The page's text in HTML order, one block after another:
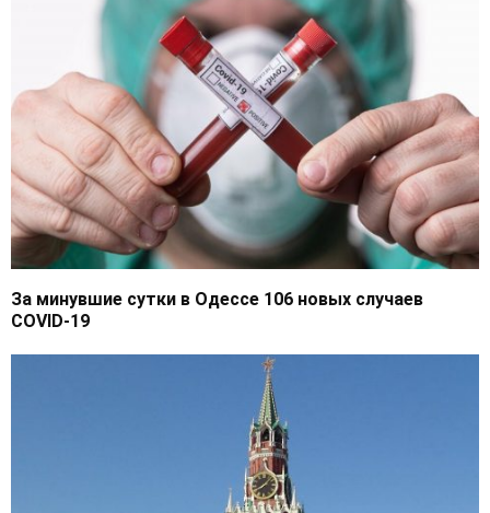
За минувшие сутки в Одессе 106 новых случаев
COVID-19